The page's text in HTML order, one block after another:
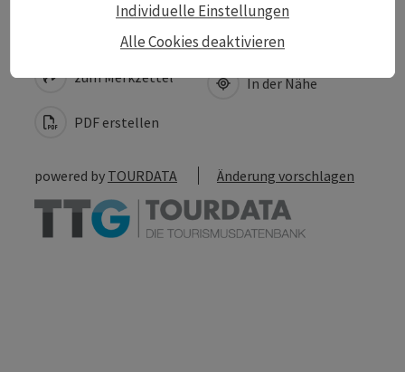
Beitrag merken
zum Merkzettel
PDF erstellen
Beitrag drucken
In der Nähe
powered by TOURDATA Änderung vorschlagen
Alle Cookies deaktivieren
Individuelle Einstellungen